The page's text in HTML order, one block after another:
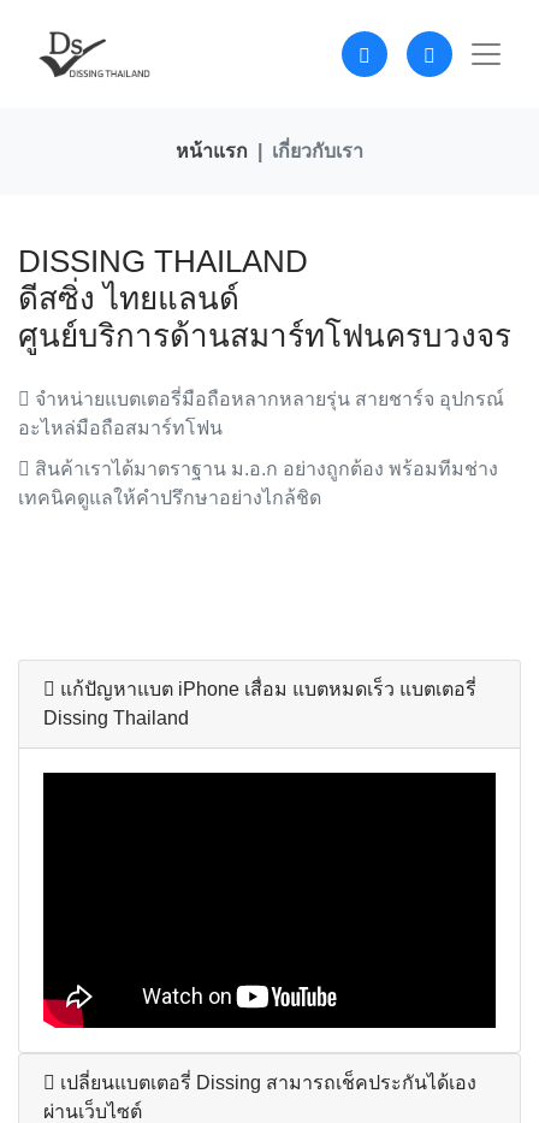
หน้าแรก เกี่ยวกับเรา
DISSING THAILAND
ดีสซิ่ง ไทยแลนด์
ศูนย์บริการด้านสมาร์ทโฟนครบวงจร
จำหน่ายแบตเตอรี่มือถือหลากหลายรุ่น สายชาร์จ อุปกรณ์
อะไหล่มือถือสมาร์ทโฟน
สินค้าเราได้มาตราฐาน ม.อ.ก อย่างถูกต้อง พร้อมทีมช่าง
เทคนิคดูแลให้คำปรึกษาอย่างไกล้ชิด
แก้ปัญหาแบต iPhone เสื่อม แบตหมดเร็ว แบตเตอรี่
Dissing Thailand
เปลี่ยนแบตเตอรี่ Dissing สามารถเช็คประกันได้เอง
ผ่านเว็บไซต์